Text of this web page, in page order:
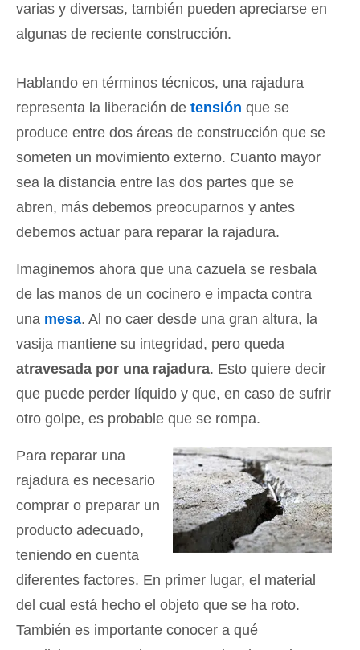
varias y diversas, también pueden apreciarse en
algunas de reciente construcción.
Hablando en términos técnicos, una rajadura
representa la liberación de tensión que se
produce entre dos áreas de construcción que se
someten un movimiento externo. Cuanto mayor
sea la distancia entre las dos partes que se
abren, más debemos preocuparnos y antes
debemos actuar para reparar la rajadura.
Imaginemos ahora que una cazuela se resbala
de las manos de un cocinero e impacta contra
una mesa. Al no caer desde una gran altura, la
vasija mantiene su integridad, pero queda
atravesada por una rajadura. Esto quiere decir
que puede perder líquido y que, en caso de sufrir
otro golpe, es probable que se rompa.
Para reparar una
rajadura es necesario
comprar o preparar un
producto adecuado,
teniendo en cuenta
diferentes factores. En primer lugar, el material
del cual está hecho el objeto que se ha roto.
También es importante conocer a qué